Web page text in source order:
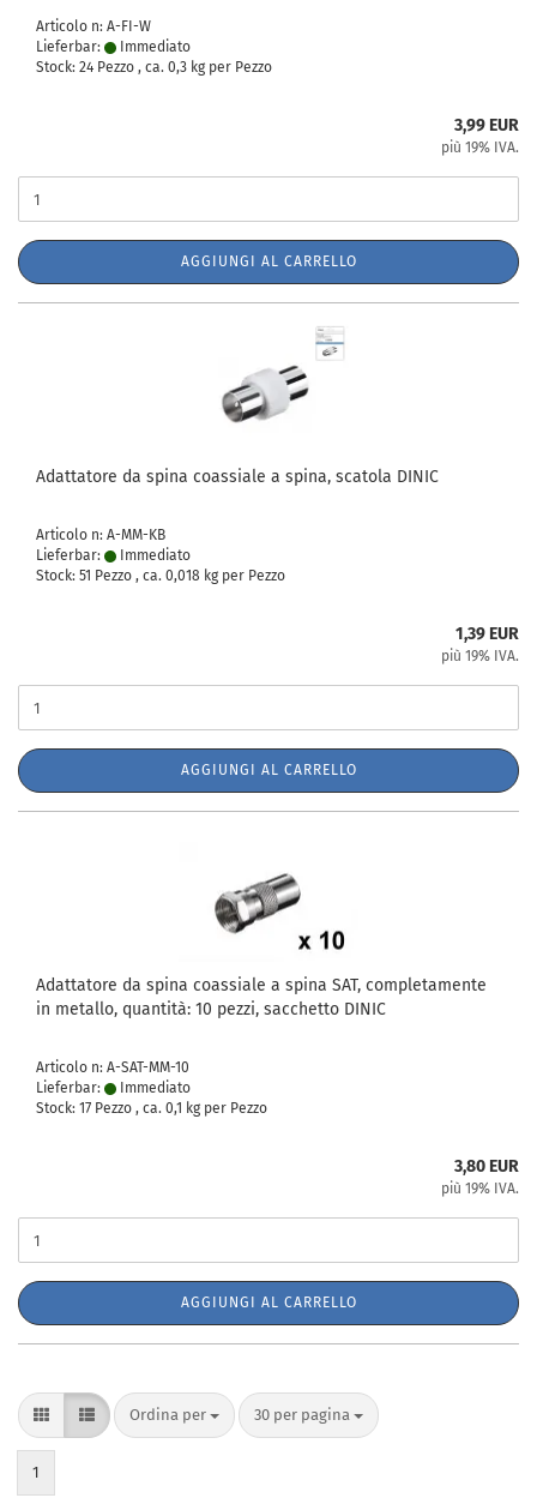
Articolo n: A-FI-W
Lieferbar:
Immediato
Stock: 24 Pezzo , ca. 0,3 kg per Pezzo
3,99 EUR
più 19% IVA.
AGGIUNGI AL CARRELLO
Adattatore da spina coassiale a spina, scatola DINIC
Articolo n: A-MM-KB
Lieferbar:
Immediato
Stock: 51 Pezzo , ca. 0,018 kg per Pezzo
1,39 EUR
più 19% IVA.
AGGIUNGI AL CARRELLO
Adattatore da spina coassiale a spina SAT, completamente
in metallo, quantità: 10 pezzi, sacchetto DINIC
Articolo n: A-SAT-MM-10
Lieferbar:
Immediato
Stock: 17 Pezzo , ca. 0,1 kg per Pezzo
3,80 EUR
più 19% IVA.
AGGIUNGI AL CARRELLO
Ordina per
Ordina per 30 per pagina
per pagina
1